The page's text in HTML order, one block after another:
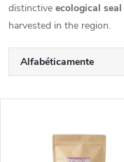
distinctive ecological seal
harvested in the region.
C
l
Alfabéticamente
Los más vendidos